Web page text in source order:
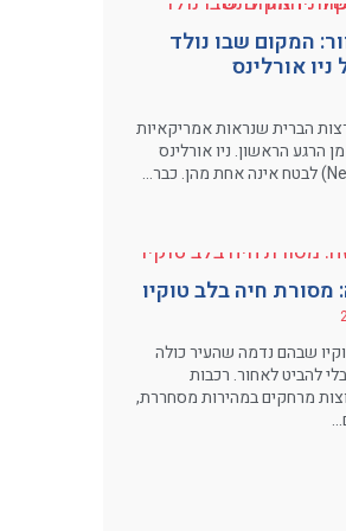
המקום שבו נולד
אורלינס
הברית שנראות אמריקאיות
הרגע הראשון. ניו אורלינס
מסורת חיה בלב טוקיו
שבהם נדמה שהעיר כולה
להביט לאחור. רכבות
מרחקים במהירות מסחררת,